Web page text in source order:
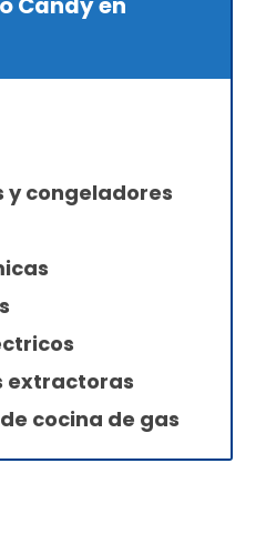
y congeladores
extractoras
cocina de gas